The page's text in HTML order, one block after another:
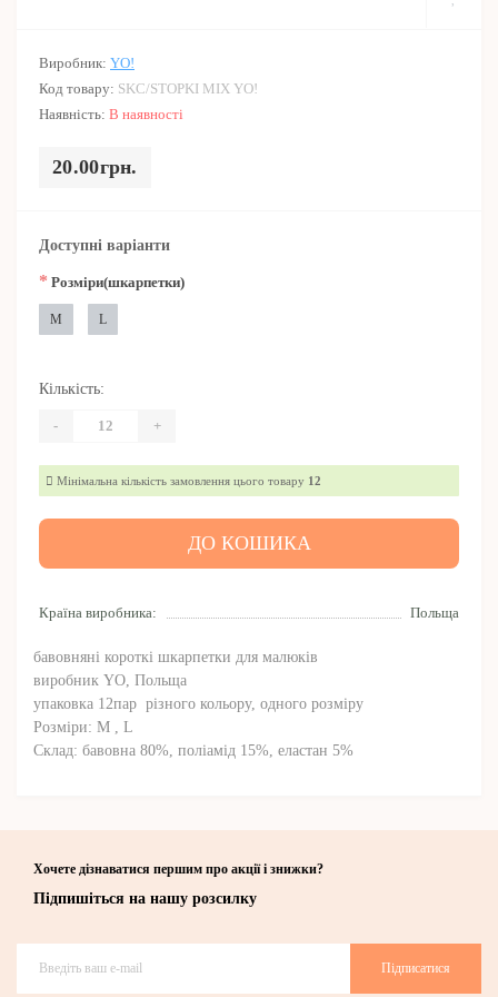
Виробник: YO!
Код товару: SKC/STOPKI MIX YO!
Наявність: В наявності
20.00грн.
Країна виробника: Польща
бавовняні короткі шкарпетки для малюків
виробник YO, Польща
упаковка 12пар різного кольору, одного розміру
Розміри: М , L
Склад: бавовна 80%, поліамід 15%, еластан 5%
Доступні варіанти
* Розміри(шкарпетки)
M L
Кількість:
- +
Мінімальна кількість замовлення цього товару 12
ДО КОШИКА
Хочете дізнаватися першим про акції і знижки?
Підпишіться на нашу розсилку
Підписатися